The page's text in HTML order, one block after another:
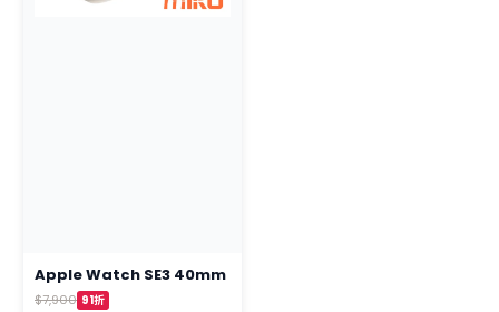
Apple Watch SE3 40mm
$7,900 91折